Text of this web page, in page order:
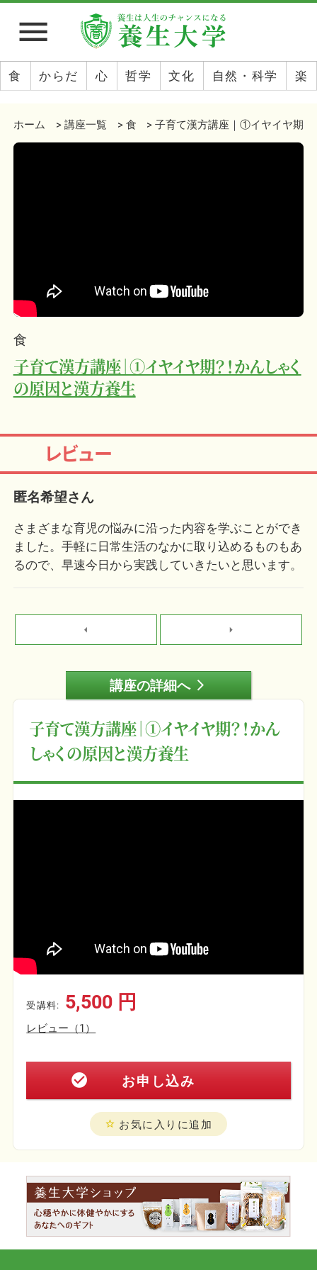
menu
食 からだ 心 哲学 文化 自然・科学 楽
ホーム 講座一覧 食 子育て漢方講座｜①イヤイヤ期
食
子育て漢方講座｜①イヤイヤ期？！かんしゃく
の原因と漢方養生
レビュー
匿名希望さん
さまざまな育児の悩みに沿った内容を学ぶことができ
ました。手軽に日常生活のなかに取り込めるものもあ
るので、早速今日から実践していきたいと思います。
arrow_left arrow_right
講座の詳細へ arrow_forward_ios
子育て漢方講座｜①イヤイヤ期？！かん
しゃくの原因と漢方養生
受講料: 5,500 円
レビュー（1）
お申し込み
check_circle
star_border お気に入りに追加